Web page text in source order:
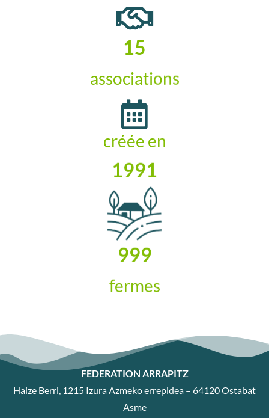
associations
16
créée en
1991
fermes
1000
FEDERATION ARRAPITZ
Haize Berri, 1215 Izura Azmeko errepidea – 64120 Ostabat
Asme